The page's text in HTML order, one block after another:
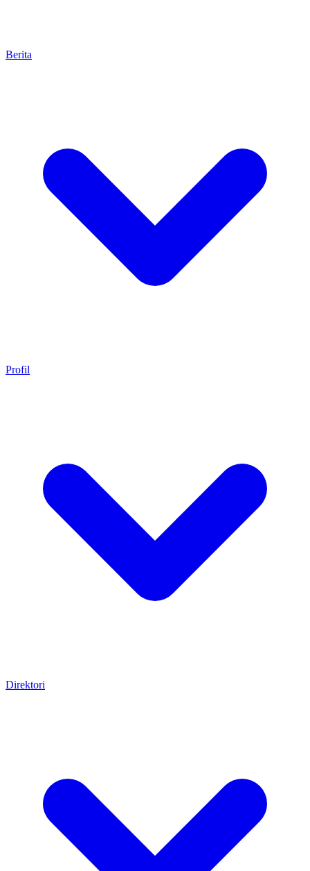
Berita
Profil
Direktori